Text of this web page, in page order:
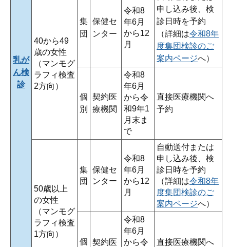
乳が
ん検
診
40から49
歳の女性
（マンモグ
ラフィ検査
2方向）
集
団
保健セ
ンター
令和8
年6月
から12
月
申し込み後、検
診日時を予約
（詳細は令和8年
度集団検診のご
案内ページへ）
個
別
契約医
療機関
令和8
年6月
から令
和9年1
月末ま
で
直接医療機関へ
予約
50歳以上
の女性
（マンモグ
ラフィ検査
1方向）
集
団
保健セ
ンター
令和8
年6月
から12
月
自動送付または
申し込み後、検
診日時を予約
（詳細は令和8年
度集団検診のご
案内ページへ）
個 契約医
令和8
年6月
から令
直接医療機関へ